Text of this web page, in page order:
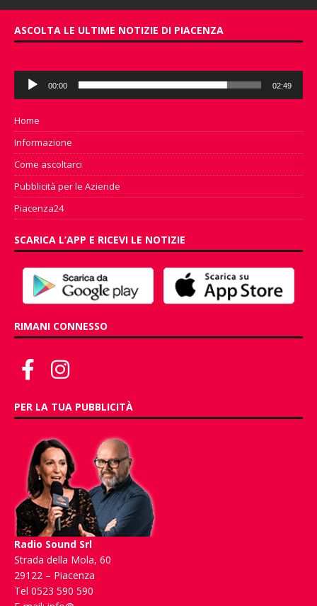
ASCOLTA LE ULTIME NOTIZIE DI PIACENZA
Audio
Player
00:00 02:49
Home
Informazione
Come ascoltarci
Pubblicità per le Aziende
Piacenza24
SCARICA L’APP E RICEVI LE NOTIZIE
RIMANI CONNESSO
PER LA TUA PUBBLICITÀ
Radio Sound Srl
Strada della Mola, 60
29122 – Piacenza
Tel 0523 590 590